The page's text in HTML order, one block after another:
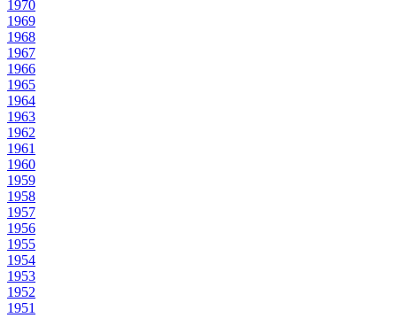
1970
1969
1968
1967
1966
1965
1964
1963
1962
1961
1960
1959
1958
1957
1956
1955
1954
1953
1952
1951